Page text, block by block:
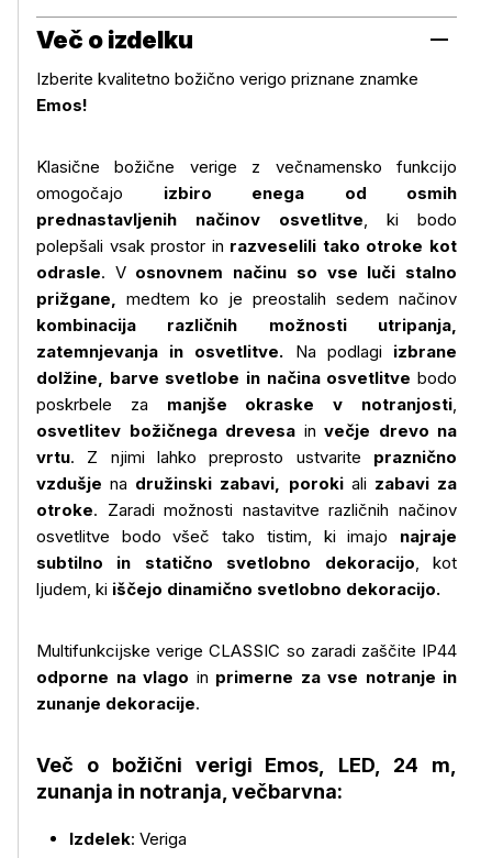
Več o izdelku
Izberite kvalitetno božično verigo priznane znamke
Emos!
Klasične božične verige z večnamensko funkcijo
omogočajo izbiro enega od osmih
prednastavljenih načinov osvetlitve, ki bodo
polepšali vsak prostor in razveselili tako otroke kot
odrasle. V osnovnem načinu so vse luči stalno
prižgane, medtem ko je preostalih sedem načinov
kombinacija različnih možnosti utripanja,
zatemnjevanja in osvetlitve. Na podlagi izbrane
dolžine, barve svetlobe in načina osvetlitve bodo
poskrbele za manjše okraske v notranjosti,
osvetlitev božičnega drevesa in večje drevo na
vrtu. Z njimi lahko preprosto ustvarite praznično
vzdušje na družinski zabavi, porokiali zabavi za
otroke. Zaradi možnosti nastavitve različnih načinov
osvetlitve bodo všeč tako tistim, ki imajo najraje
subtilno in statično svetlobno dekoracijo, kot
ljudem, ki iščejo dinamično svetlobno dekoracijo.
Multifunkcijske verige CLASSIC so zaradi zaščite IP44
odporne na vlago in primerne za vse notranje in
zunanje dekoracije.
Več o božični verigi Emos, LED, 24 m,
zunanja in notranja, večbarvna:
Izdelek: Veriga